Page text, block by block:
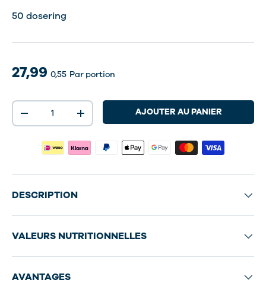
50 dosering
27,99 0,55 Par portion
Qté
-
+ AJOUTER AU PANIER
DESCRIPTION
VALEURS NUTRITIONNELLES
AVANTAGES